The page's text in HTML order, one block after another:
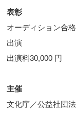
表彰
オーディション合
出演
出演料30,000 円
主催
文化庁／公益社団